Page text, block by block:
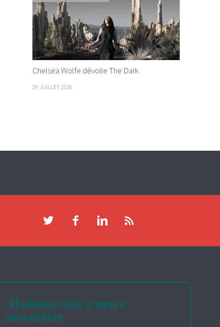
Chelsea Wolfe dévoile The Dark
29 JUILLET 2026
Abonnez-vous à notre
newsletter